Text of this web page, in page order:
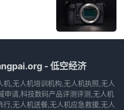
- 低空经济
,无人机培训机构,无人机执照,无人
申请,科技数码产品评测评测,无人机
,无人机送餐,无人机应急救援,无人